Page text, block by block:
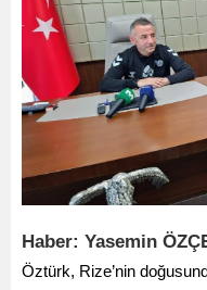
Haber: Yasemin
Öztürk, Rize’nin